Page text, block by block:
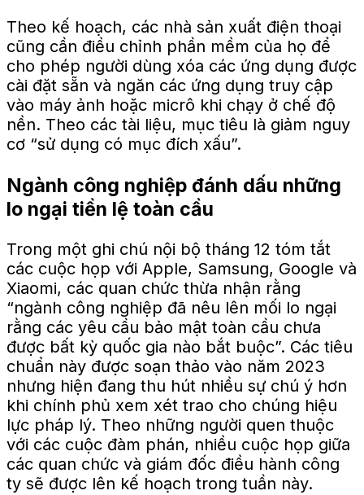
Theo kế hoạch, các nhà sản xuất điện thoại
cũng cần điều chỉnh phần mềm của họ để
cho phép người dùng xóa các ứng dụng được
cài đặt sẵn và ngăn các ứng dụng truy cập
vào máy ảnh hoặc micrô khi chạy ở chế độ
nền. Theo các tài liệu, mục tiêu là giảm nguy
cơ “sử dụng có mục đích xấu”.
Ngành công nghiệp đánh dấu những
lo ngại tiền lệ toàn cầu
Trong một ghi chú nội bộ tháng 12 tóm tắt
các cuộc họp với Apple, Samsung, Google và
Xiaomi, các quan chức thừa nhận rằng
“ngành công nghiệp đã nêu lên mối lo ngại
rằng các yêu cầu bảo mật toàn cầu chưa
được bất kỳ quốc gia nào bắt buộc”. Các tiêu
chuẩn này được soạn thảo vào năm 2023
nhưng hiện đang thu hút nhiều sự chú ý hơn
khi chính phủ xem xét trao cho chúng hiệu
lực pháp lý. Theo những người quen thuộc
với các cuộc đàm phán, nhiều cuộc họp giữa
các quan chức và giám đốc điều hành công
ty sẽ được lên kế hoạch trong tuần này.